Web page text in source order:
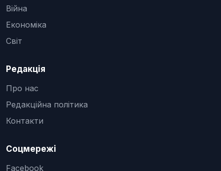
Війна
Економіка
Світ
Редакція
Про нас
Редакційна політика
Контакти
Соцмережі
Facebook